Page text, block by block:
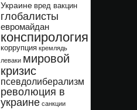
Украине вред вакцин
глобалисты
евромайдан
конспирология
коррупция кремлядь
леваки мировой
кризис
псевдолиберализм
революция в
украине санкции